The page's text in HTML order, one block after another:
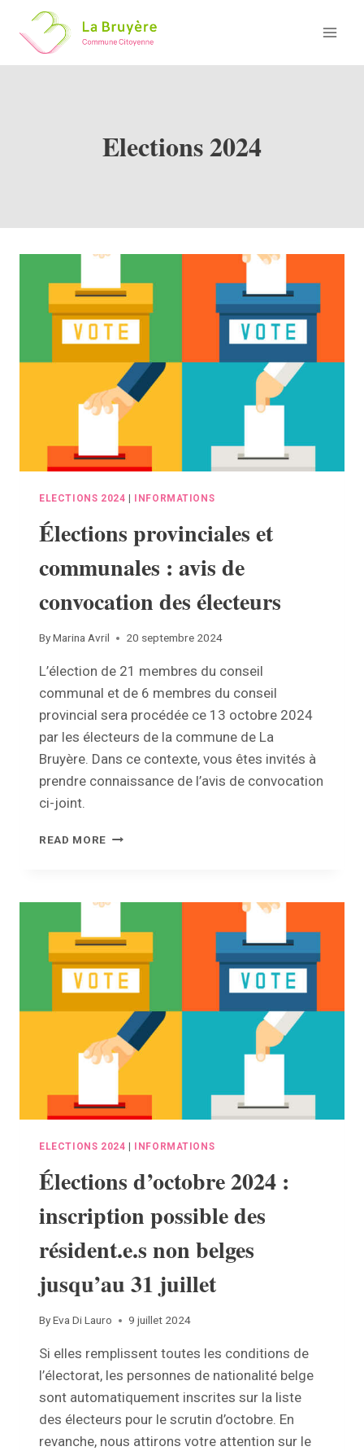
content
Elections 2024
ELECTIONS 2024 | INFORMATIONS
Élections provinciales et
communales : avis de
convocation des électeurs
ByMarina Avril 20 septembre 2024
L’élection de 21 membres du conseil
communal et de 6 membres du conseil
provincial sera procédée ce 13 octobre 2024
par les électeurs de la commune de La
Bruyère. Dans ce contexte, vous êtes invités à
prendre connaissance de l’avis de convocation
ci-joint.
READ MORE ÉLECTIONS
:
DE
CONVOCATION
DES
ÉLECTEURS
ELECTIONS 2024 | INFORMATIONS
Élections d’octobre 2024 :
inscription possible des
résident.e.s non belges
jusqu’au 31 juillet
ByEva Di Lauro 9 juillet 2024
Si elles remplissent toutes les conditions de
l’électorat, les personnes de nationalité belge
sont automatiquement inscrites sur la liste
des électeurs pour le scrutin d’octobre. En
revanche, nous attirons votre attention sur le